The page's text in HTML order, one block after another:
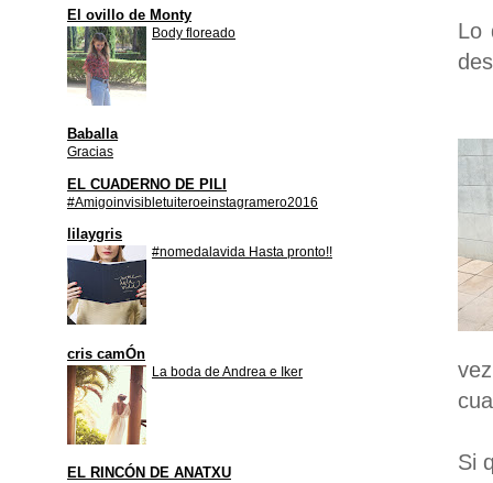
Lo
Si
El ovillo de Monty
Body floreado
Baballa
Gracias
EL CUADERNO DE PILI
#Amigoinvisibletuiteroeinstagramero2016
lilaygris
#nomedalavida Hasta pronto!!
cris camÓn
La boda de Andrea e Iker
EL RINCÓN DE ANATXU